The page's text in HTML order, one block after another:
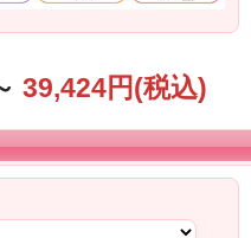
39,424円(税込)